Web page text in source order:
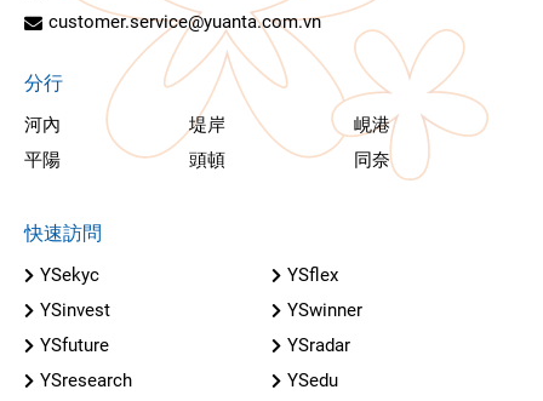
customer.service@yuanta.com.vn
分行
河內 堤岸
峴港
平陽
頭頓 同奈
快速訪問
YSekyc
YSflex
YSinvest
YSwinner
YSfuture
YSradar
YSresearch
YSedu